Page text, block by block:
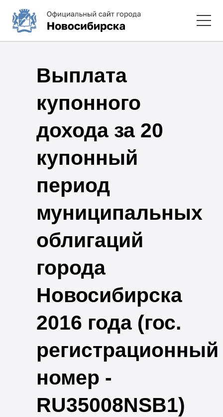
Выплата
купонного
дохода за 20
купонный
период
муниципальных
облигаций
города
Новосибирска
2016 года (гос.
регистрационный
номер -
RU35008NSB1)